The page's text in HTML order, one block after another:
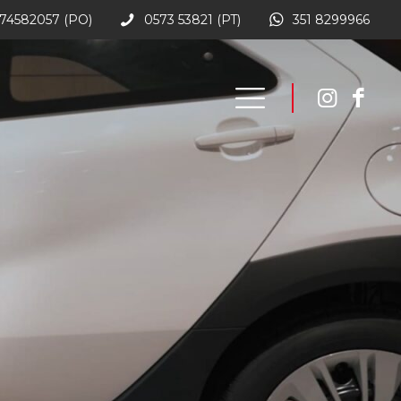
(PO) 0573 53821 (PT) 351 8299966